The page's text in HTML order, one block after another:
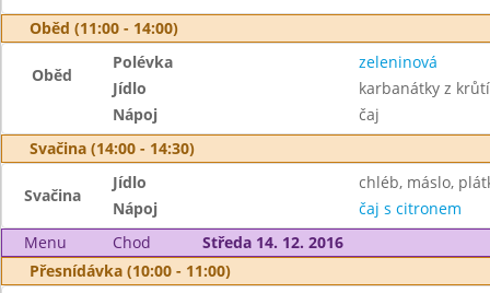
Oběd (11:00 - 14:00)
Oběd
Polévka
zeleninová
Jídlo
karbanátky z
Nápoj
čaj
Svačina (14:00 - 14:30)
Svačina
Jídlo
chléb, máslo,
Nápoj
čaj s citronem
Menu
Chod
Středa 14. 12. 2016
Přesnídávka (10:00 - 11:00)